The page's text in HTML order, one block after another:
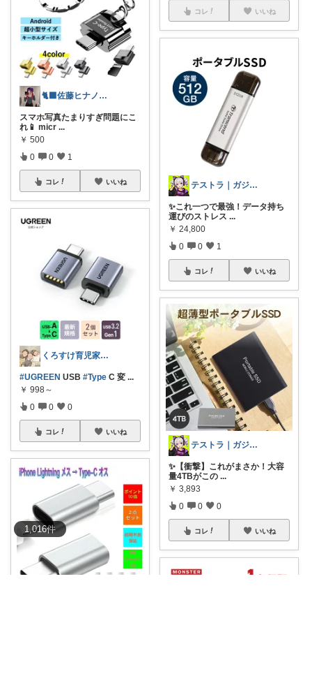
1,016件
🐈‍⬛佐藤ヒナノ@ガジェット×ゲーマー
スマホ写真たまりすぎ問題にこ
れ📱 micr ...
￥ 500
0 0 1
コレ いいね
くろすけ育児家事room👦👧👶🐈
#UGREEN USB #Type C 変 ...
￥ 998～
0 0 0
コレ いいね
コレ いいね
テストラ｜ガジェット・家電
✨これ一つで最強！データ持ち
運びのストレス ...
￥ 24,800
0 0 1
コレ いいね
テストラ｜ガジェット・家電
✨【衝撃】これがまさか！大容
量4TBがこの ...
￥ 3,893
0 0 0
コレ いいね